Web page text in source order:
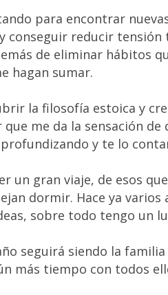
para encontrar
conseguir reducir tensión
de eliminar hábitos
hagan sumar.
la filosofía estoica y
me da la sensación de
y te lo
un gran viaje, de esos
dormir. Hace ya varios
sobre todo tengo un
seguirá siendo la
más tiempo con todos